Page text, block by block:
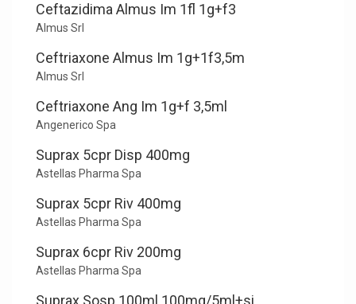
Ceftazidima Almus Im 1fl 1g+f3
Almus Srl
Ceftriaxone Almus Im 1g+1f3,5m
Almus Srl
Ceftriaxone Ang Im 1g+f 3,5ml
Angenerico Spa
Suprax 5cpr Disp 400mg
Astellas Pharma Spa
Suprax 5cpr Riv 400mg
Astellas Pharma Spa
Suprax 6cpr Riv 200mg
Astellas Pharma Spa
Suprax Sosp 100ml 100mg/5ml+si